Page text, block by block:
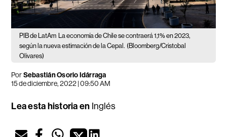
PIB de LatAm
La economía de Chile se contraerá 1,1% en 2023,
según la nueva estimación de la Cepal. (Bloomberg/Cristobal
Olivares)
PorSebastián Osorio Idárraga
15 de diciembre, 2022 | 09:50 AM
Lea esta historia en Inglés